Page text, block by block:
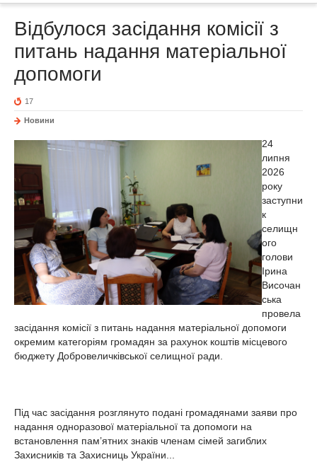
Відбулося засідання комісії з
питань надання матеріальної
допомоги
17
Новини
24
липня
2026
року
заступни
к
селищн
ого
голови
Ірина
Височан
ська
провела
засідання комісії з питань надання матеріальної допомоги
окремим категоріям громадян за рахунок коштів місцевого
бюджету Добровеличківської селищної ради.
Під час засідання розглянуто подані громадянами заяви про
надання одноразової матеріальної та допомоги на
встановлення пам’ятних знаків членам сімей загиблих
Захисників та Захисниць України...